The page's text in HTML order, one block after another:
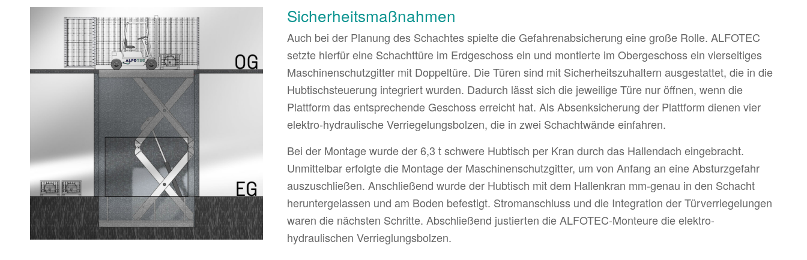
Sicherheitsmaßnahmen
Auch bei der Planung des Schachtes spielte die Gefahrenabsicherung eine große Rolle. ALFOTEC
setzte hierfür eine Schachttüre im Erdgeschoss ein und montierte im Obergeschoss ein vierseitiges
Maschinenschutzgitter mit Doppeltüre. Die Türen sind mit Sicherheitszuhaltern ausgestattet, die in die
Hubtischsteuerung integriert wurden. Dadurch lässt sich die jeweilige Türe nur öffnen, wenn die
Plattform das entsprechende Geschoss erreicht hat. Als Absenksicherung der Plattform dienen vier
elektro-hydraulische Verriegelungsbolzen, die in zwei Schachtwände einfahren.
Bei der Montage wurde der 6,3 t schwere Hubtisch per Kran durch das Hallendach eingebracht.
Unmittelbar erfolgte die Montage der Maschinenschutzgitter, um von Anfang an eine Absturzgefahr
auszuschließen. Anschließend wurde der Hubtisch mit dem Hallenkran mm-genau in den Schacht
heruntergelassen und am Boden befestigt. Stromanschluss und die Integration der Türverriegelungen
waren die nächsten Schritte. Abschließend justierten die ALFOTEC-Monteure die elektro-
hydraulischen Verrieglungsbolzen.